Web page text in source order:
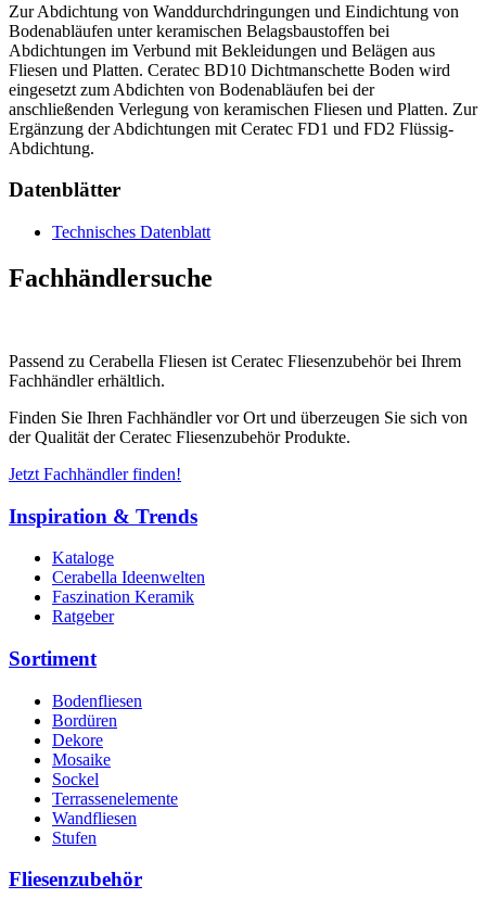
Zur Abdichtung von Wanddurchdringungen und Eindichtung von
Bodenabläufen unter keramischen Belagsbaustoffen bei
Abdichtungen im Verbund mit Bekleidungen und Belägen aus
Fliesen und Platten. Ceratec BD10 Dichtmanschette Boden wird
eingesetzt zum Abdichten von Bodenabläufen bei der
anschließenden Verlegung von keramischen Fliesen und Platten. Zur
Ergänzung der Abdichtungen mit Ceratec FD1 und FD2 Flüssig-
Abdichtung.
Datenblätter
Technisches Datenblatt
Fachhändlersuche
Passend zu Cerabella Fliesen ist Ceratec Fliesenzubehör bei Ihrem
Fachhändler erhältlich.
Finden Sie Ihren Fachhändler vor Ort und überzeugen Sie sich von
der Qualität der Ceratec Fliesenzubehör Produkte.
Jetzt Fachhändler finden!
Inspiration & Trends
Kataloge
Cerabella Ideenwelten
Faszination Keramik
Ratgeber
Sortiment
Bodenfliesen
Bordüren
Dekore
Mosaike
Sockel
Terrassenelemente
Wandfliesen
Stufen
Fliesenzubehör